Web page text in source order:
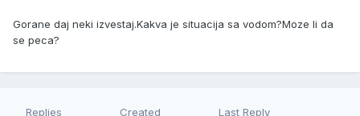
Gorane daj neki izvestaj.Kakva je situacija sa vodom?Moze li da
se peca?
Replies Created Last Reply